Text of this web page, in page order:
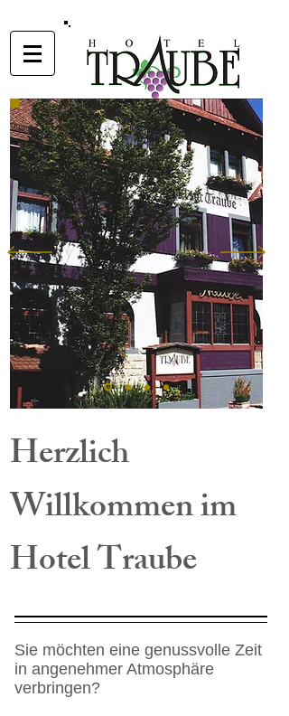
Sie möchten eine genussvolle Zeit
in angenehmer Atmosphäre
verbringen?
Herzlich
Willkommen im
Hotel Traube